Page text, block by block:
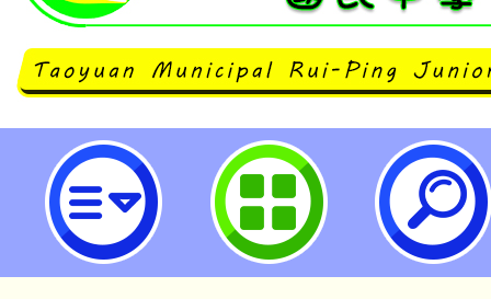
綠能低碳進行式-環境教育研習-桃
中學